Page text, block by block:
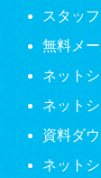
スタッ
無料メ
ネット
ネット
資料ダ
ネット